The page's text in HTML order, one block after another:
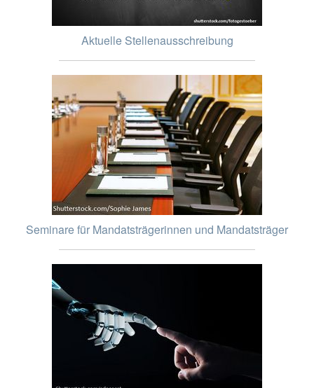
Aktuelle Stellenausschreibung
Seminare für Mandatsträgerinnen und Mandatsträger